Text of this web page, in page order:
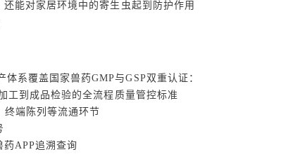
能对家居环境中的寄生虫起到防护作用
系覆盖国家兽药GMP与GSP双重认证：
工到成品检验的全流程质量管控标准
终端陈列等流通环节
药APP追溯查询